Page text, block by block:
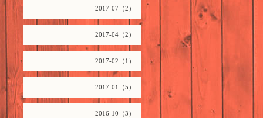
2017-07（2）
2017-04（2）
2017-02（1）
2017-01（5）
2016-10（3）